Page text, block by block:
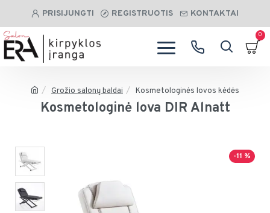
PRISIJUNGTI REGISTRUOTIS KONTAKTAI
0
Grožio salonų baldai Kosmetologinės lovos kėdės
Kosmetologinė lova DIR Alnatt
-11 %